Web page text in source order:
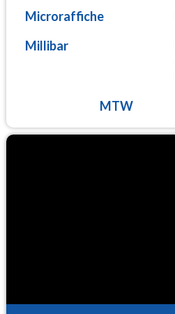
Microraffiche
Millibar
MTW